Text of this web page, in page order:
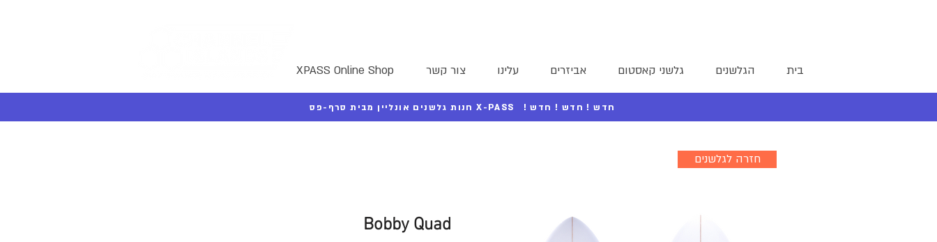
XPASS Online Shop צור קשר עלינו אביזרים גלשני קאסטום הגלשנים בית
חנות גלשנים אונליין מבית סרף-פס X-PASS ! חדש ! חדש ! חדש
חזרה לגלשנים
Bobby Quad